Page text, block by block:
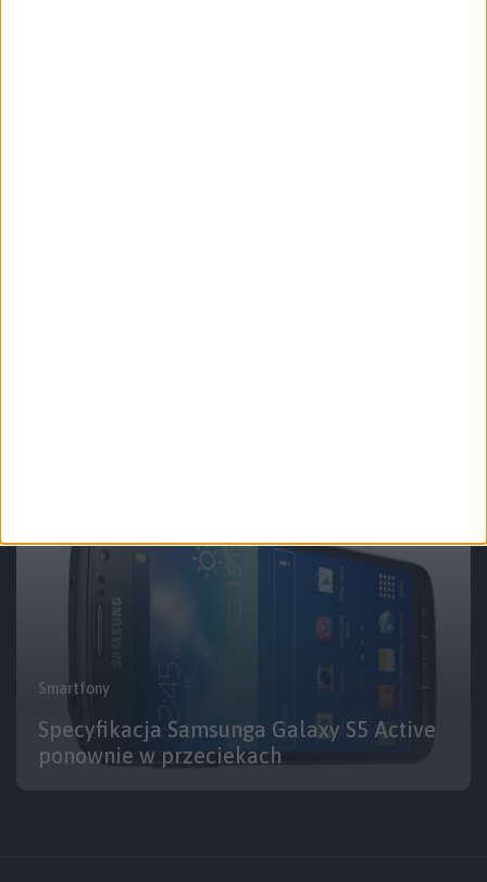
Smartfony
Specyfikacja Samsunga Galaxy S5 Active
ponownie w przeciekach